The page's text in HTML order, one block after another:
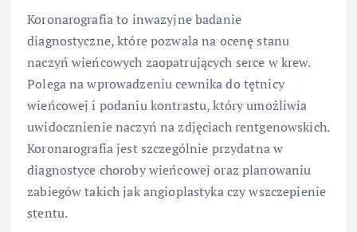
Koronarografia to inwazyjne badanie
diagnostyczne, które pozwala na ocenę stanu
naczyń wieńcowych zaopatrujących serce w krew.
Polega na wprowadzeniu cewnika do tętnicy
wieńcowej i podaniu kontrastu, który umożliwia
uwidocznienie naczyń na zdjęciach rentgenowskich.
Koronarografia jest szczególnie przydatna w
diagnostyce choroby wieńcowej oraz planowaniu
zabiegów takich jak angioplastyka czy wszczepienie
stentu.